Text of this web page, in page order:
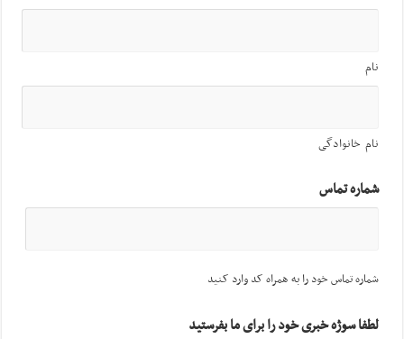
نام
نام خانوادگی
شماره تماس
شماره تماس خود را به همراه کد وارد کنید
لطفا سوژه خبری خود را برای ما بفرستید